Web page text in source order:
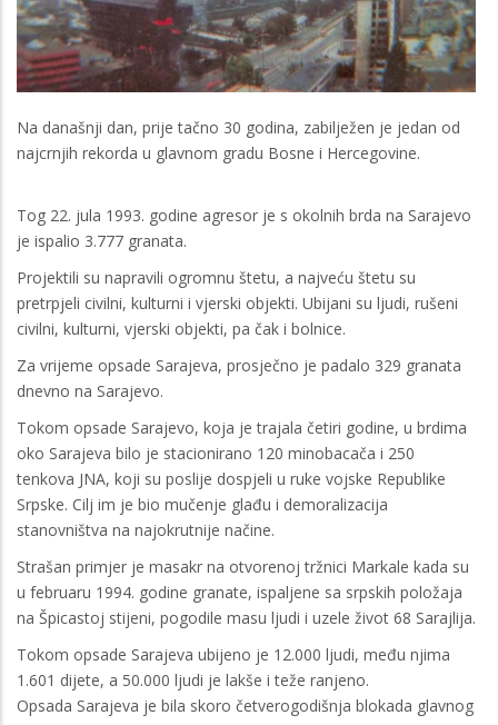
Na današnji dan, prije tačno 30 godina, zabilježen je jedan od
najcrnjih rekorda u glavnom gradu Bosne i Hercegovine.
Tog 22. jula 1993. godine agresor je s okolnih brda na Sarajevo
je ispalio 3.777 granata.
Projektili su napravili ogromnu štetu, a najveću štetu su
pretrpjeli civilni, kulturni i vjerski objekti. Ubijani su ljudi, rušeni
civilni, kulturni, vjerski objekti, pa čak i bolnice.
Za vrijeme opsade Sarajeva, prosječno je padalo 329 granata
dnevno na Sarajevo.
Tokom opsade Sarajevo, koja je trajala četiri godine, u brdima
oko Sarajeva bilo je stacionirano 120 minobacača i 250
tenkova JNA, koji su poslije dospjeli u ruke vojske Republike
Srpske. Cilj im je bio mučenje glađu i demoralizacija
stanovništva na najokrutnije načine.
Strašan primjer je masakr na otvorenoj tržnici Markale kada su
u februaru 1994. godine granate, ispaljene sa srpskih položaja
na Špicastoj stijeni, pogodile masu ljudi i uzele život 68 Sarajlija.
Tokom opsade Sarajeva ubijeno je 12.000 ljudi, među njima
1.601 dijete, a 50.000 ljudi je lakše i teže ranjeno.
Opsada Sarajeva je bila skoro četverogodišnja blokada glavnog